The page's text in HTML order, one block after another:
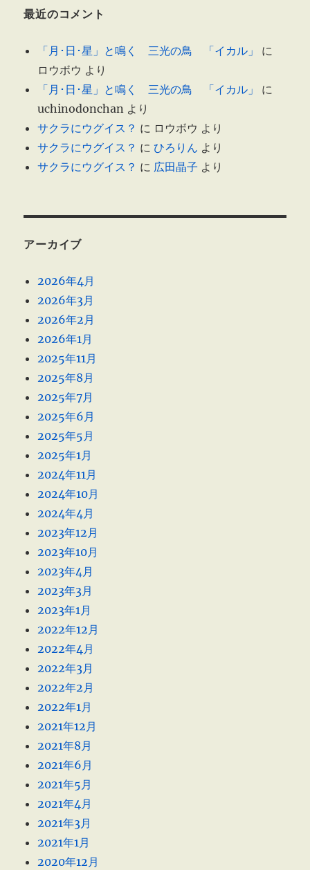
最近のコメント
「月･日･星」と鳴く 三光の鳥 「イカル」
に
ロウボウ より
「月･日･星」と鳴く 三光の鳥 「イカル」
に
uchinodonchan より
サクラにウグイス？ に ロウボウ より
サクラにウグイス？ にひろりん より
サクラにウグイス？ に 広田晶子 より
アーカイブ
2026年4月
2026年3月
2026年2月
2026年1月
2025年11月
2025年8月
2025年7月
2025年6月
2025年5月
2025年1月
2024年11月
2024年10月
2024年4月
2023年12月
2023年10月
2023年4月
2023年3月
2023年1月
2022年12月
2022年4月
2022年3月
2022年2月
2022年1月
2021年12月
2021年8月
2021年6月
2021年5月
2021年4月
2021年3月
2021年1月
2020年12月